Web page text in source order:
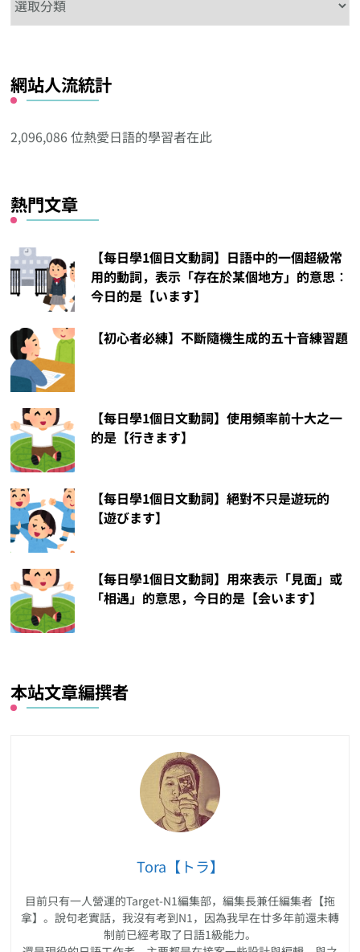
這
其
他
類
網站人流統計
2,096,086 位熱愛日語的學習者在此
熱門文章
【每日學1個日文動詞】日語中的一個超級常
用的動詞，表示「存在於某個地方」的意思︰
今日的是【います】
【初心者必練】不斷隨機生成的五十音練習題
【每日學1個日文動詞】使用頻率前十大之一
的是【行きます】
【每日學1個日文動詞】絕對不只是遊玩的
【遊びます】
【每日學1個日文動詞】用來表示「見面」或
「相遇」的意思，今日的是【会います】
本站文章編撰者
Tora【トラ】
目前只有一人營運的Target-N1編集部，編集長兼任編集者【拖
拿】。說句老實話，我沒有考到N1，因為我早在廿多年前還未轉
制前已經考取了日語1級能力。